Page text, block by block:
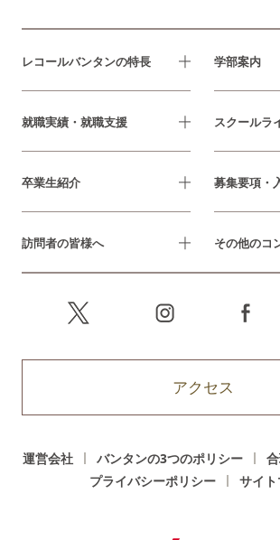
レコールバンタンの特長 学部案内
就職実績・就職支援 スクールラ
卒業生紹介 募集要項・
訪問者の皆様へ その他のコ
アクセス
運営会社 バンタンの3つのポリシー
プライバシーポリシー
サイ